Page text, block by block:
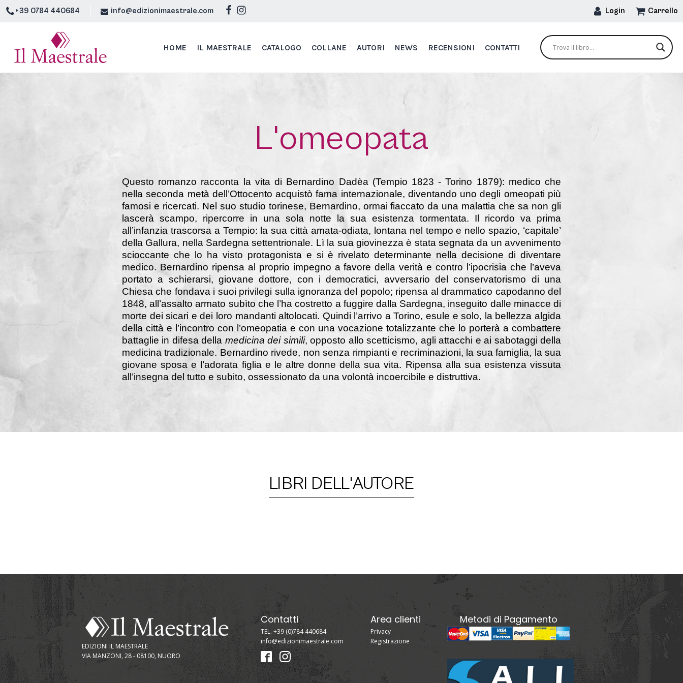
+39 0784 440684 info@edizionimaestrale.com Login Carrello
HOME IL MAESTRALE CATALOGO COLLANE AUTORI NEWS RECENSIONI CONTATTI
L'omeopata
Questo romanzo racconta la vita di Bernardino Dadèa (Tempio 1823 - Torino 1879): medico che
nella seconda metà dell’Ottocento acquistò fama internazionale, diventando uno degli omeopati più
famosi e ricercati. Nel suo studio torinese, Bernardino, ormai fiaccato da una malattia che sa non gli
lascerà scampo, ripercorre in una sola notte la sua esistenza tormentata. Il ricordo va prima
all’infanzia trascorsa a Tempio: la sua città amata-odiata, lontana nel tempo e nello spazio, ‘capitale’
della Gallura, nella Sardegna settentrionale. Lì la sua giovinezza è stata segnata da un avvenimento
scioccante che lo ha visto protagonista e si è rivelato determinante nella decisione di diventare
medico. Bernardino ripensa al proprio impegno a favore della verità e contro l’ipocrisia che l’aveva
portato a schierarsi, giovane dottore, con i democratici, avversario del conservatorismo di una
Chiesa che fondava i suoi privilegi sulla ignoranza del popolo; ripensa al drammatico capodanno del
1848, all’assalto armato subìto che l’ha costretto a fuggire dalla Sardegna, inseguito dalle minacce di
morte dei sicari e dei loro mandanti altolocati. Quindi l’arrivo a Torino, esule e solo, la bellezza algida
della città e l’incontro con l’omeopatia e con una vocazione totalizzante che lo porterà a combattere
battaglie in difesa della medicina dei simili, opposto allo scetticismo, agli attacchi e ai sabotaggi della
medicina tradizionale. Bernardino rivede, non senza rimpianti e recriminazioni, la sua famiglia, la sua
giovane sposa e l’adorata figlia e le altre donne della sua vita. Ripensa alla sua esistenza vissuta
all’insegna del tutto e subito, ossessionato da una volontà incoercibile e distruttiva.
LIBRI DELL'AUTORE
EDIZIONI IL MAESTRALE
VIA MANZONI, 28 - 08100, NUORO
Contatti
TEL. +39 (0)784 440684
info@edizionimaestrale.com
Area clienti
Privacy
Registrazione
Metodi di Pagamento